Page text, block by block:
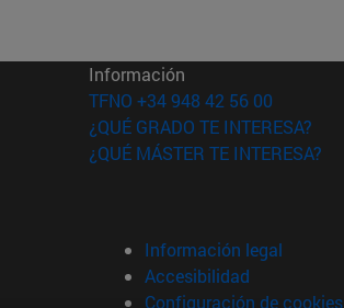
ventana)
ventana)
nueva ventana)
en nueva ventana)
en nueva ventana)
Información
TFNO +34 948 42 56 00
¿QUÉ GRADO TE INTERESA?
¿QUÉ MÁSTER TE INTERESA?
Información legal
Accesibilidad
Configuración de cookies